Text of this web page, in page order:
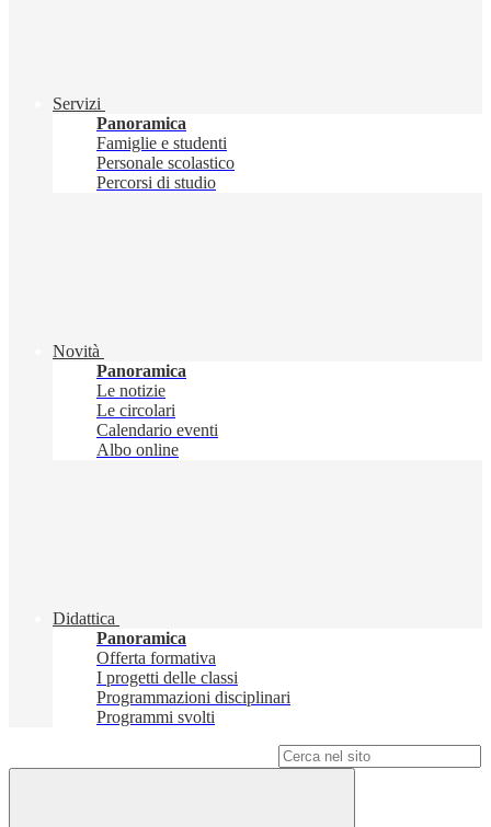
Servizi
Panoramica
Famiglie e studenti
Personale scolastico
Percorsi di studio
Novità
Panoramica
Le notizie
Le circolari
Calendario eventi
Albo online
Didattica
Panoramica
Offerta formativa
I progetti delle classi
Programmazioni disciplinari
Programmi svolti